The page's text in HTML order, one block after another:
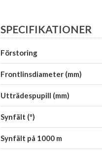
SPECIFIKATIONER
Förstoring
Frontlinsdiameter (mm)
Utträdespupill (mm)
Synfält (º)
Synfält på 1000 m